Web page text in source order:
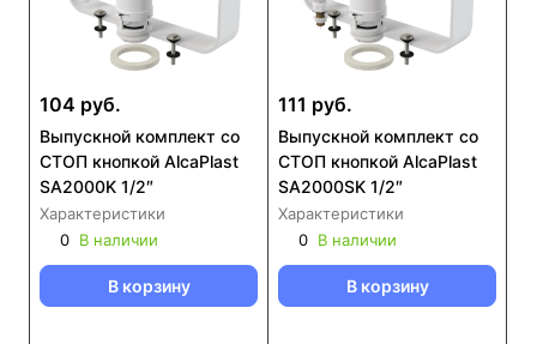
104 руб.
Выпускной комплект со
СТОП кнопкой AlcaPlast
SA2000K 1/2″
Характеристики
0 В наличии
В корзину
111 руб.
Выпускной комплект со
СТОП кнопкой AlcaPlast
SA2000SK 1/2″
Характеристики
0 В наличии
В корзину